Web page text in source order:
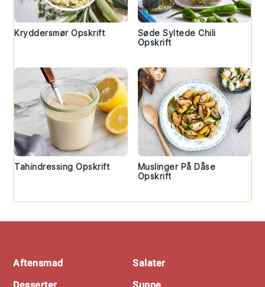
Kryddersmør Opskrift
Søde Syltede Chili
Opskrift
Tahindressing Opskrift
Muslinger På Dåse
Opskrift
Aftensmad
Salater